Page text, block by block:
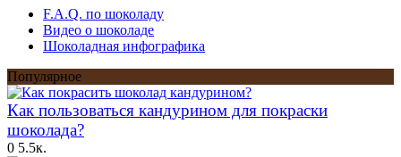
F.A.Q. по шоколаду
Видео о шоколаде
Шоколадная инфографика
Популярное
Как пользоваться кандурином для покраски
шоколада?
0 5.5к.